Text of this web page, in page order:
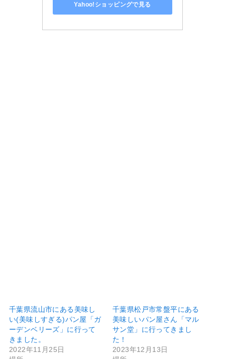
Yahoo!ショッピングで見る
千葉県流山市にある美味し
い(美味しすぎる)パン屋「ガ
ーデンベリーズ」に行って
きました。
2022年11月25日
千葉県松戸市常盤平にある
美味しいパン屋さん「マル
サン堂」に行ってきまし
た！
2023年12月13日